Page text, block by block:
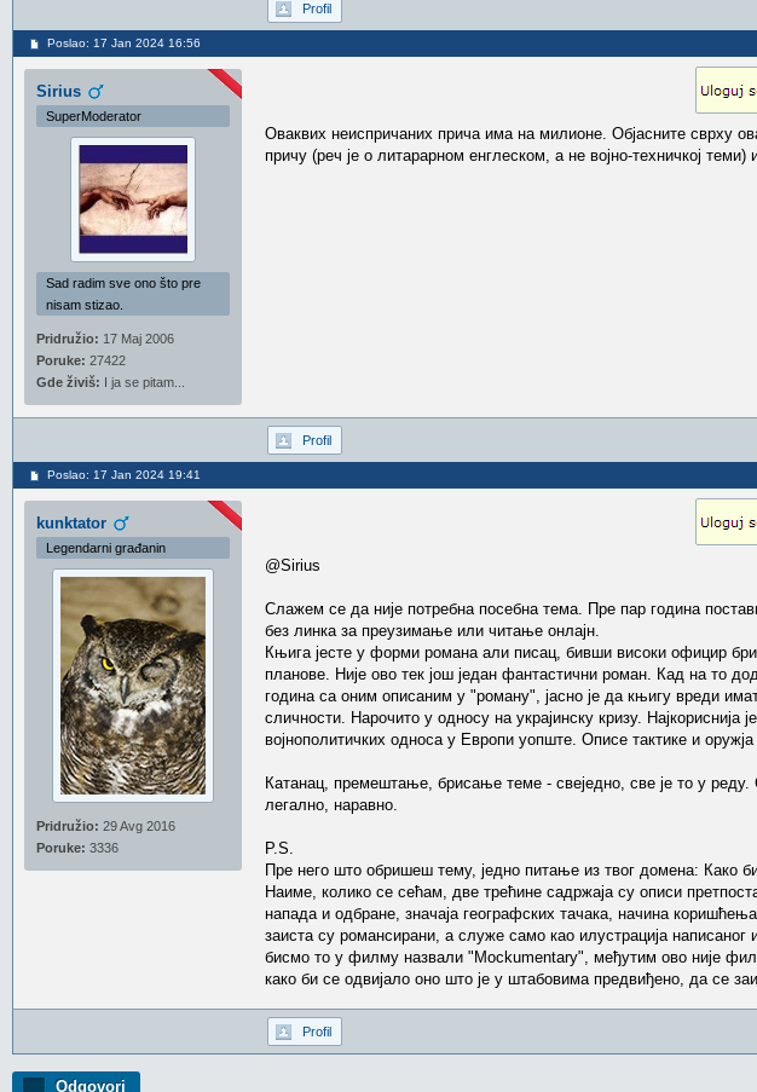
Odgovori
Profil
Poslao: 17 Jan 2024 16:56
Sirius
SuperModerator
Sad radim sve ono što pre
nisam stizao.
Pridružio: 17 Maj 2006
Poruke: 27422
Gde živiš: I ja se pitam...
Оваквих неиспричаних прича има на милионе. Објасните сврху
причу (реч је о литарарном енглеском, а не војно-техничкој
Profil
Poslao: 17 Jan 2024 19:41
kunktator
Legendarni građanin
Pridružio: 29 Avg 2016
Poruke: 3336
@Sirius
Слажем се да није потребна посебна тема. Пре пар година
без линка за преузимање или читање онлајн.
Књига јесте у форми романа али писац, бивши високи официр
планове. Није ово тек још један фантастични роман. Кад на то
година са оним описаним у "роману", јасно је да књигу вреди
сличности. Нарочито у односу на украјинску кризу.
војнополитичких односа у Европи уопште. Описе тактике и
Катанац, премештање, брисање теме - свеједно, све је то у
легално, наравно.
P.S.
Пре него што обришеш тему, једно питање из твог домена: Како
Наиме, колико се сећам, две трећине садржаја су описи
напада и одбране, значаја географских тачака, начина
заиста су романсирани, а служе само као илустрација
бисмо то у филму назвали "Mockumentary", међутим ово није
како би се одвијало оно што је у штабовима предвиђено, да се
Profil